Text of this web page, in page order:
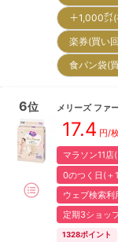
＋1,000
楽券(買い
食パン袋(
6位 メリーズ ファ
17.4 円/
マラソン11店
0のつく日(＋
ウェブ検索利
定期3ショッ
1328ポイント